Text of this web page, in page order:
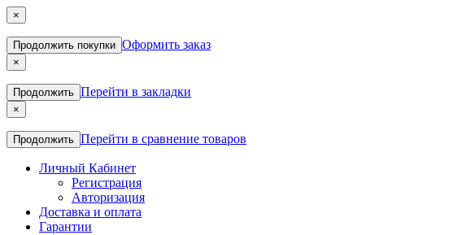
×
Продолжить покупки Оформить заказ
×
Продолжить Перейти в закладки
×
Продолжить Перейти в сравнение товаров
Личный Кабинет
Регистрация
Авторизация
Доставка и оплата
Гарантии